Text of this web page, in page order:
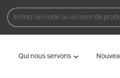
Qui nous servons